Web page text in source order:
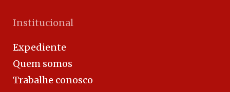
Institucional
Expediente
Quem somos
Trabalhe conosco